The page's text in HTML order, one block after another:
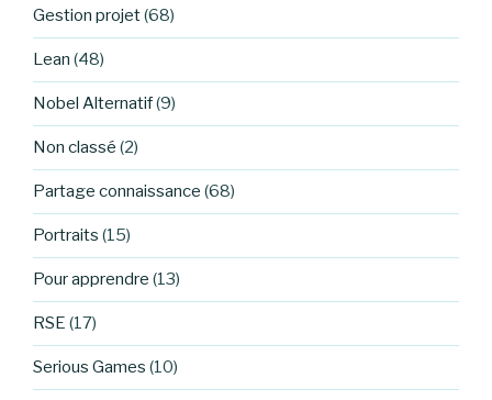
Gestion projet(68)
Lean (48)
Nobel Alternatif(9)
Non classé (2)
Partage connaissance (68)
Portraits (15)
Pour apprendre (13)
RSE (17)
Serious Games (10)